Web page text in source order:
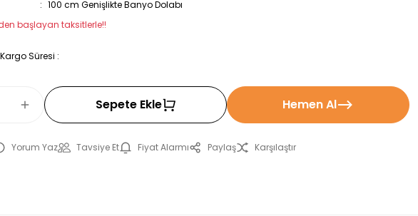
100 cm Genişlikte Banyo Dolabı
den başlayan taksitlerle!!
Süresi :
Sepete Ekle Hemen Al
Yorum Yaz Tavsiye Et Fiyat Alarmı Paylaş Karşılaştır